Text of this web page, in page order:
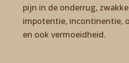
pijn in de onderrug,
impotentie, incontinentie,
en ook vermoeidheid.